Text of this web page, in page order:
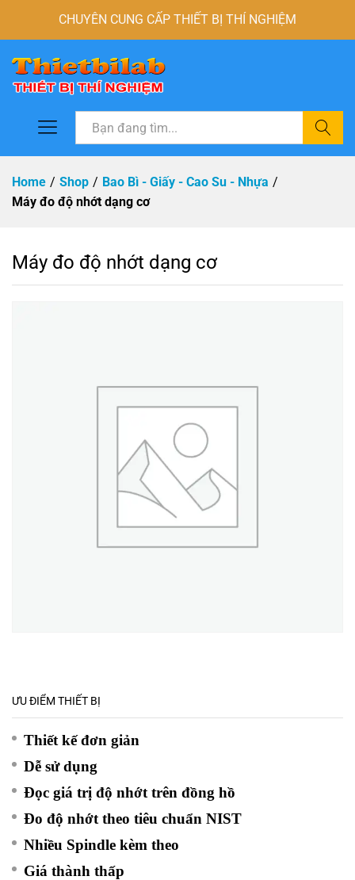
CHUYÊN CUNG CẤP THIẾT BỊ THÍ NGHIỆM
Tìm
Home / Shop / Bao Bì - Giấy - Cao Su - Nhựa /
Máy đo độ nhớt dạng cơ
Máy đo độ nhớt dạng cơ
ƯU ĐIỂM THIẾT BỊ
Thiết kế đơn giản
Dễ sử dụng
Đọc giá trị độ nhớt trên đồng hồ
Đo độ nhớt theo tiêu chuẩn NIST
Nhiều Spindle kèm theo
Giá thành thấp